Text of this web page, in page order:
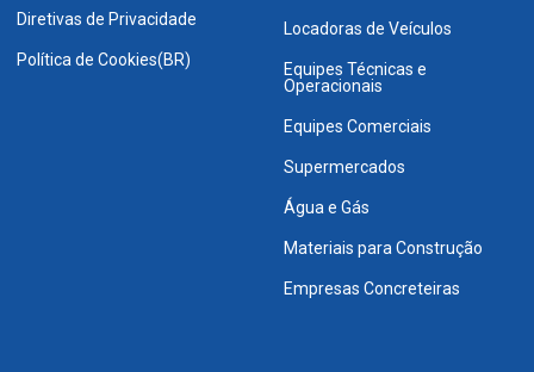
Diretivas de Privacidade
Política de Cookies(BR)
Locadoras de Veículos
Equipes Técnicas e
Operacionais
Equipes Comerciais
Supermercados
Água e Gás
Materiais para Construção
Empresas Concreteiras